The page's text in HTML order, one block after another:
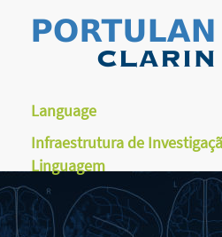
Language
Infraestrutura de
Linguagem